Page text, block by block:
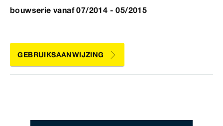
bouwserie vanaf 07/2014 - 05/2015
GEBRUIKSAANWIJZING